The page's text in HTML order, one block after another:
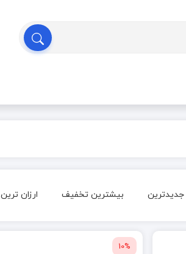
جدیدترین بیشترین تخفیف ارزان ترین
10%